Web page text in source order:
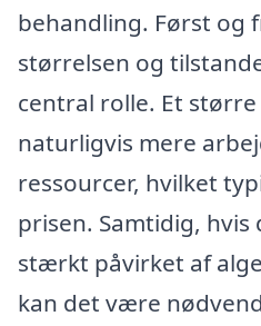
behandling. Først og
størrelsen og
central rolle. Et
naturligvis mere
ressourcer, hvilket
prisen. Samtidig,
stærkt påvirket af
kan det være